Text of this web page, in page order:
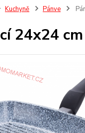
Kuchyně Pánve
24x24